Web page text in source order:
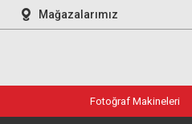
Mağazalarımız
Fotoğraf Makineleri